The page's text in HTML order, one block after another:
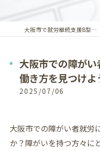
大阪市で就労継続支援B型なら一般社団法人ピアライフサポート
大阪市での障が
働き方を見つけよ
2025/07/06
大阪市での障がい者就労
か？障がいを持つ方々に